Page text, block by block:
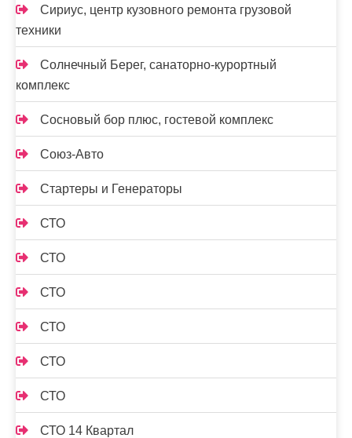
Сириус, центр кузовного ремонта грузовой
техники
Солнечный Берег, санаторно-курортный
комплекс
Сосновый бор плюс, гостевой комплекс
Союз-Авто
Стартеры и Генераторы
СТО
СТО
СТО
СТО
СТО
СТО
СТО 14 Квартал